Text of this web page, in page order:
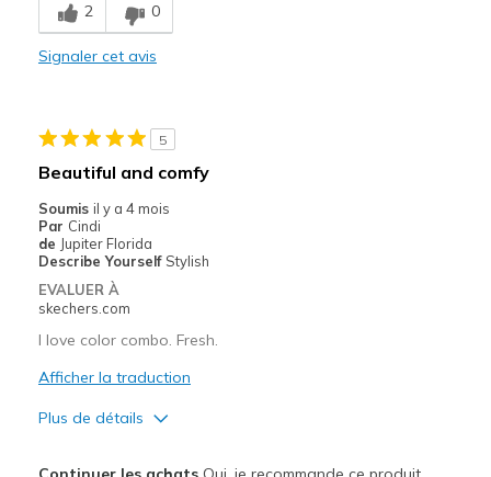
Durable
A little tight at toes
Les meilleures utilisations
Casual Wear
Width
Sizing
View On Shoes
I'm Into Shoes
2 0
Signaler cet avis
5
Beautiful and comfy
Soumis il y a 4 mois
Par Cindi
de Jupiter Florida
Describe Yourself Stylish
EVALUER À
skechers.com
I love color combo. Fresh.
Afficher la traduction
Plus de détails